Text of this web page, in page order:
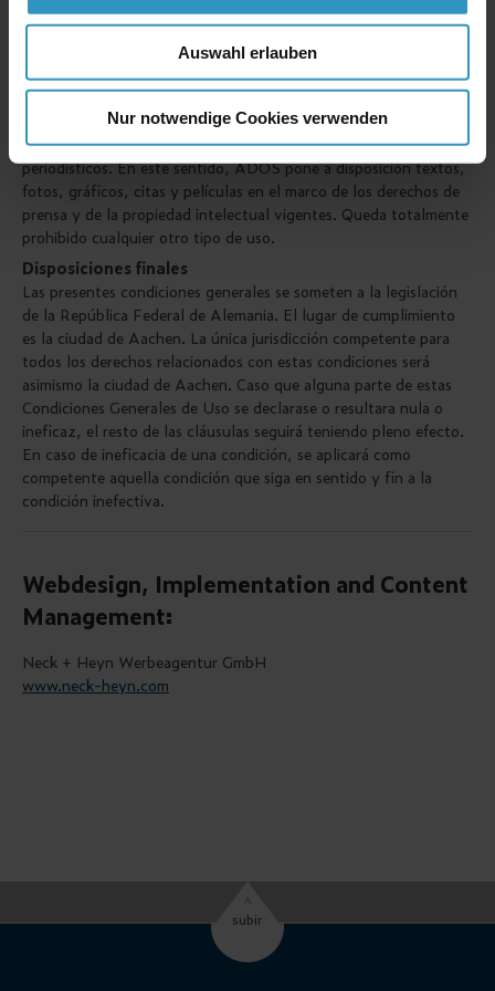
Auswahl erlauben
Nur notwendige Cookies verwenden
pertenecen a ADOS. Queda expresamente prohibido cualquier
tipo de reproducción, modificación, distribución, transmisión y
otros usos de los contenidos, a menos que éstos hayan sido
explícitamente autorizados con anterioridad o estén legalmente
permitidos. Aquí quedan excluidos los contenidos de la página de
prensa, los cuales únicamente se ponen a disposición para fines
periodísticos. En este sentido, ADOS pone a disposición textos,
fotos, gráficos, citas y películas en el marco de los derechos de
prensa y de la propiedad intelectual vigentes. Queda totalmente
prohibido cualquier otro tipo de uso.
Disposiciones finales
Las presentes condiciones generales se someten a la legislación
de la República Federal de Alemania. El lugar de cumplimiento
es la ciudad de Aachen. La única jurisdicción competente para
todos los derechos relacionados con estas condiciones será
asimismo la ciudad de Aachen. Caso que alguna parte de estas
Condiciones Generales de Uso se declarase o resultara nula o
ineficaz, el resto de las cláusulas seguirá teniendo pleno efecto.
En caso de ineficacia de una condición, se aplicará como
competente aquella condición que siga en sentido y fin a la
condición inefectiva.
Webdesign, Implementation and Content
Management:
Neck + Heyn Werbeagentur GmbH
www.neck-heyn.com
^
subir